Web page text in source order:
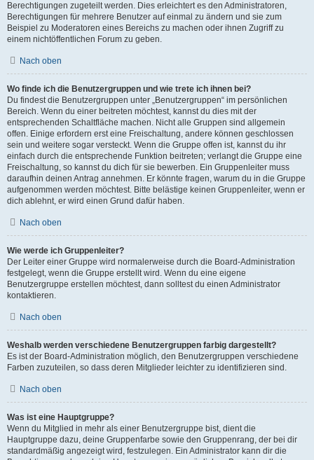
Berechtigungen zugeteilt werden. Dies erleichtert es den Administratoren,
Berechtigungen für mehrere Benutzer auf einmal zu ändern und sie zum
Beispiel zu Moderatoren eines Bereichs zu machen oder ihnen Zugriff zu
einem nichtöffentlichen Forum zu geben.
Nach oben
Wo finde ich die Benutzergruppen und wie trete ich ihnen bei?
Du findest die Benutzergruppen unter „Benutzergruppen“ im persönlichen
Bereich. Wenn du einer beitreten möchtest, kannst du dies mit der
entsprechenden Schaltfläche machen. Nicht alle Gruppen sind allgemein
offen. Einige erfordern erst eine Freischaltung, andere können geschlossen
sein und weitere sogar versteckt. Wenn die Gruppe offen ist, kannst du ihr
einfach durch die entsprechende Funktion beitreten; verlangt die Gruppe eine
Freischaltung, so kannst du dich für sie bewerben. Ein Gruppenleiter muss
daraufhin deinen Antrag annehmen. Er könnte fragen, warum du in die Gruppe
aufgenommen werden möchtest. Bitte belästige keinen Gruppenleiter, wenn er
dich ablehnt, er wird einen Grund dafür haben.
Nach oben
Wie werde ich Gruppenleiter?
Der Leiter einer Gruppe wird normalerweise durch die Board-Administration
festgelegt, wenn die Gruppe erstellt wird. Wenn du eine eigene
Benutzergruppe erstellen möchtest, dann solltest du einen Administrator
kontaktieren.
Nach oben
Weshalb werden verschiedene Benutzergruppen farbig dargestellt?
Es ist der Board-Administration möglich, den Benutzergruppen verschiedene
Farben zuzuteilen, so dass deren Mitglieder leichter zu identifizieren sind.
Nach oben
Was ist eine Hauptgruppe?
Wenn du Mitglied in mehr als einer Benutzergruppe bist, dient die
Hauptgruppe dazu, deine Gruppenfarbe sowie den Gruppenrang, der bei dir
standardmäßig angezeigt wird, festzulegen. Ein Administrator kann dir die